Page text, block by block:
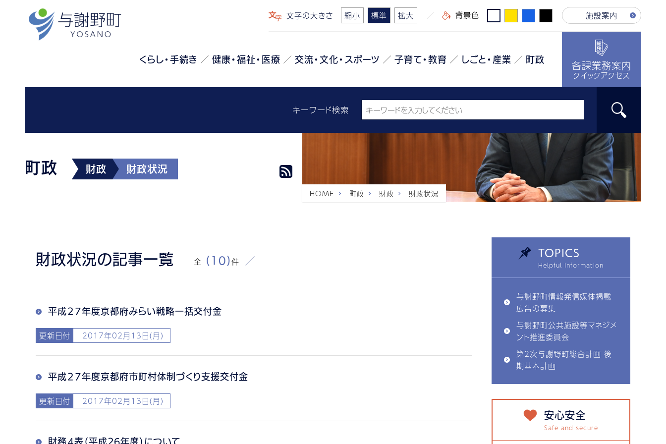
文字の大きさ 縮小 標準 拡大 背景色 施設案内
くらし・手続き 健康・福祉・医療 交流・文化・スポーツ 子育て・教育 しごと・産業 町政 各課業務案内
クイックアクセス
キーワード検索
町政 財政 財政状況
HOME 町政 財政 財政状況
財政状況の記事一覧 全 (10)件
平成２７年度京都府みらい戦略一括交付金
更新日付 2017年02月13日(月)
平成２７年度京都府市町村体制づくり支援交付金
更新日付 2017年02月13日(月)
財務４表（平成26年度）について
TOPICS
与謝野町情報発信媒体掲載
広告の募集
与謝野町公共施設等マネジメ
ント推進委員会
第2次与謝野町総合計画 後
期基本計画
安心安全